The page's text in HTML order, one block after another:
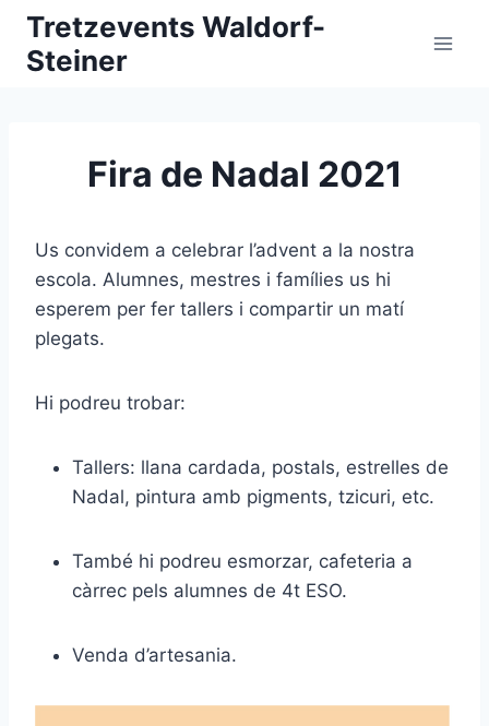
Vés
contingut
Tretzevents Waldorf-
Steiner
Fira de Nadal 2021
Us convidem a celebrar l’advent a la nostra
escola. Alumnes, mestres i famílies us hi
esperem per fer tallers i compartir un matí
plegats.
Hi podreu trobar:
Tallers: llana cardada, postals, estrelles de
Nadal, pintura amb pigments, tzicuri, etc.
També hi podreu esmorzar, cafeteria a
càrrec pels alumnes de 4t ESO.
Venda d’artesania.